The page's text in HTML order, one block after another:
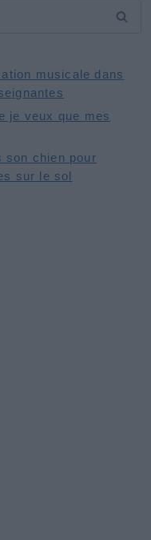
musicale dans
je veux que mes
son chien pour
sur le sol